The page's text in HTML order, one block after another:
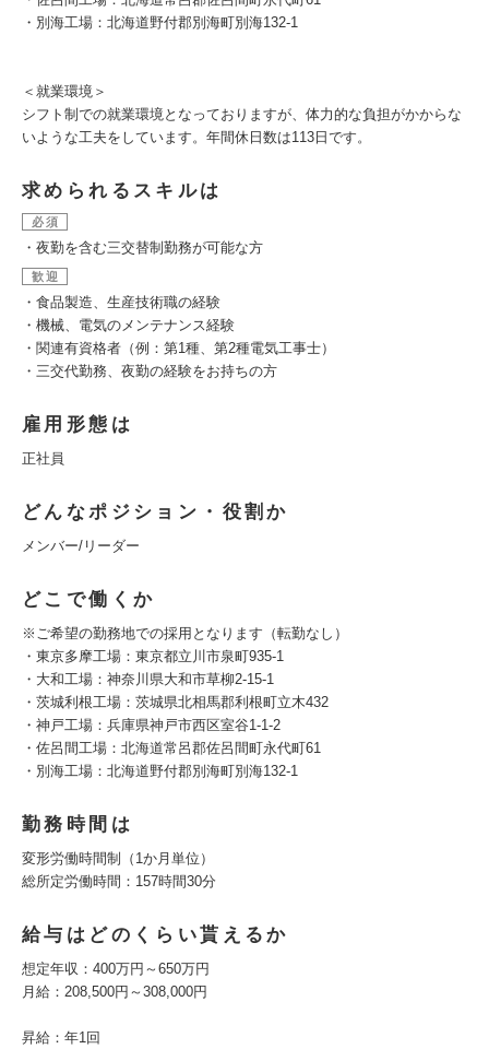
・別海工場：北海道野付郡別海町別海132-1
＜就業環境＞
シフト制での就業環境となっておりますが、体力的な負担がかからな
いような工夫をしています。年間休日数は113日です。
求められるスキルは
必須
・夜勤を含む三交替制勤務が可能な方
歓迎
・食品製造、生産技術職の経験
・機械、電気のメンテナンス経験
・関連有資格者（例：第1種、第2種電気工事士）
・三交代勤務、夜勤の経験をお持ちの方
雇用形態は
正社員
どんなポジション・役割か
メンバー/リーダー
どこで働くか
※ご希望の勤務地での採用となります（転勤なし）
・東京多摩工場：東京都立川市泉町935-1
・大和工場：神奈川県大和市草柳2-15-1
・茨城利根工場：茨城県北相馬郡利根町立木432
・神戸工場：兵庫県神戸市西区室谷1-1-2
・佐呂間工場：北海道常呂郡佐呂間町永代町61
・別海工場：北海道野付郡別海町別海132-1
勤務時間は
変形労働時間制（1か月単位）
総所定労働時間：157時間30分
給与はどのくらい貰えるか
想定年収：400万円～650万円
月給：208,500円～308,000円
昇給：年1回